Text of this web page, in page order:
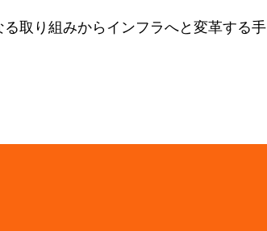
取り組みからインフラへと変革する手